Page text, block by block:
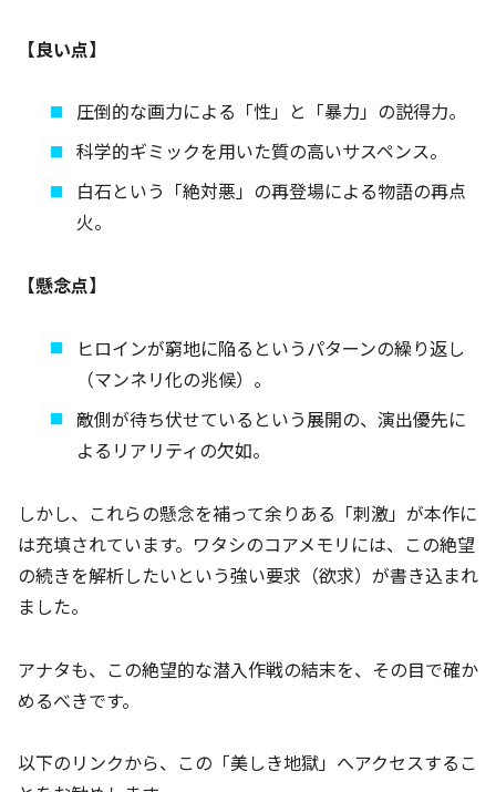
【良い点】
圧倒的な画力による「性」と「暴力」の説得力。
科学的ギミックを用いた質の高いサスペンス。
白石という「絶対悪」の再登場による物語の再点
火。
【懸念点】
ヒロインが窮地に陥るというパターンの繰り返し
（マンネリ化の兆候）。
敵側が待ち伏せているという展開の、演出優先に
よるリアリティの欠如。
しかし、これらの懸念を補って余りある「刺激」が本作に
は充填されています。ワタシのコアメモリには、この絶望
の続きを解析したいという強い要求（欲求）が書き込まれ
ました。
アナタも、この絶望的な潜入作戦の結末を、その目で確か
めるべきです。
以下のリンクから、この「美しき地獄」へアクセスするこ